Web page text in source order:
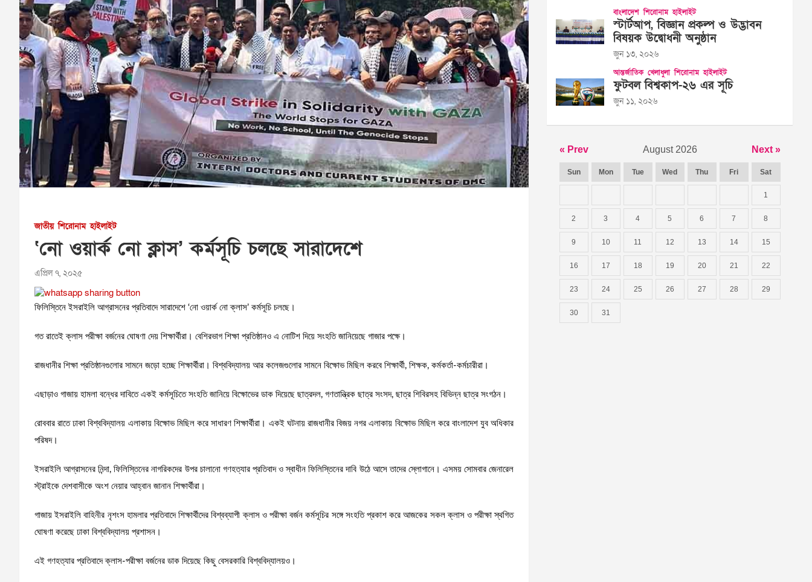
জাতীয় শিরোনাম হাইলাইট
‘নো ওয়ার্ক নো ক্লাস’ কর্মসূচি চলছে সারাদেশে
এপ্রিল ৭, ২০২৫
ফিলিস্তিনে ইসরাইলি আগ্রাসনের প্রতিবাদে সারাদেশে ‘নো ওয়ার্ক নো ক্লাস’ কর্মসূচি চলছে।
গত রাতেই ক্লাস পরীক্ষা বর্জনের ঘোষণা দেয় শিক্ষার্থীরা। বেশিরভাগ শিক্ষা প্রতিষ্ঠানও এ নোটিশ দিয়ে সংহতি জানিয়েছে গাজার পক্ষে।
রাজধানীর শিক্ষা প্রতিষ্ঠানগুলোর সামনে জড়ো হচ্ছে শিক্ষার্থীরা। বিশ্ববিদ্যালয় আর কলেজগুলোর সামনে বিক্ষোভ মিছিল করবে শিক্ষার্থী, শিক্ষক, কর্মকর্তা-কর্মচারীরা।
এছাড়াও গাজায় হামলা বন্ধের দাবিতে একই কর্মসূচিতে সংহতি জানিয়ে বিক্ষোভের ডাক দিয়েছে ছাত্রদল, গণতান্ত্রিক ছাত্র সংসদ, ছাত্র শিবিরসহ বিভিন্ন ছাত্র সংগঠন।
রোববার রাতে ঢাকা বিশ্ববিদ্যালয় এলাকায় বিক্ষোভ মিছিল করে সাধারণ শিক্ষার্থীরা। একই ঘটনায় রাজধানীর বিজয় নগর এলাকায় বিক্ষোভ মিছিল করে বাংলাদেশ যুব অধিকার
পরিষদ।
ইসরাইলি আগ্রাসনের নিন্দা, ফিলিস্তিনের নাগরিকদের উপর চালানো গণহত্যার প্রতিবাদ ও স্বাধীন ফিলিস্তিনের দাবি উঠে আসে তাদের স্লোগানে। এসময় সোমবার জেনারেল
স্ট্রাইকে দেশবাসীকে অংশ নেয়ার আহ্বান জানান শিক্ষার্থীরা।
গাজায় ইসরাইলি বাহিনীর নৃশংস হামলার প্রতিবাদে শিক্ষার্থীদের বিশ্বব্যাপী ক্লাস ও পরীক্ষা বর্জন কর্মসূচির সঙ্গে সংহতি প্রকাশ করে আজকের সকল ক্লাস ও পরীক্ষা স্থগিত
ঘোষণা করেছে ঢাকা বিশ্ববিদ্যালয় প্রশাসন।
এই গণহত্যার প্রতিবাদে ক্লাস-পরীক্ষা বর্জনের ডাক দিয়েছে কিছু বেসরকারি বিশ্ববিদ্যালয়ও।
বাংলাদেশ শিরোনাম হাইলাইট
স্টার্টআপ, বিজ্ঞান প্রকল্প ও উদ্ভাবন
বিষয়ক উদ্বোধনী অনুষ্ঠান
জুন ১৩, ২০২৬
আন্তর্জাতিক খেলাধুলা শিরোনাম হাইলাইট
ফুটবল বিশ্বকাপ-২৬ এর সূচি
জুন ১১, ২০২৬
« Prev August 2026 Next »
Sun Mon Tue Wed Thu Fri Sat
1
2 3 4 5 6 7 8
9 10 11 12 13 14 15
16 17 18 19 20 21 22
23 24 25 26 27 28 29
30 31